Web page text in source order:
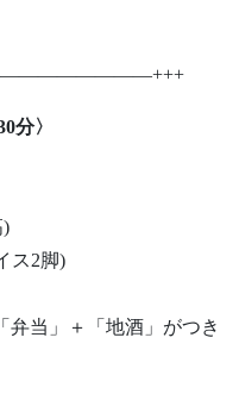
分〉
)
ス2脚)
当」＋「地酒」がつき